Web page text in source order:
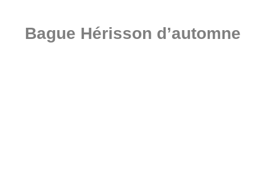
Bague Hérisson d’automne